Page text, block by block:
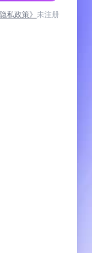
隐私政策》 未注册